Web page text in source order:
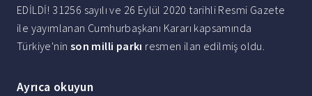
EDİLDİ! 31256 sayılı ve 26 Eylül 2020 tarihli Resmi Gazete
ile yayımlanan Cumhurbaşkanı Kararı kapsamında
Türkiye'nin son milli parkı resmen ilan edilmiş oldu.
Ayrıca okuyun